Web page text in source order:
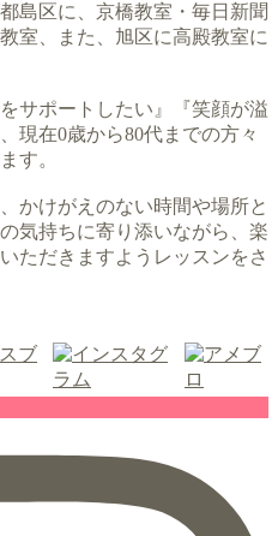
島区に、京橋教室・毎日新聞
室、また、旭区に高殿教室に
サポートしたい』『笑顔が溢
現在0歳から80代までの方々
す。
かけがえのない時間や場所と
気持ちに寄り添いながら、楽
ただきますようレッスンをさ